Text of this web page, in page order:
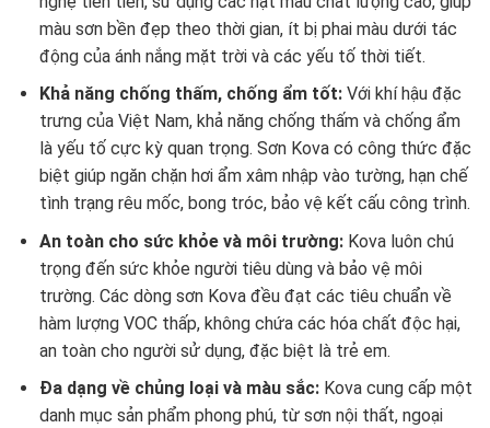
màu sơn bền đẹp theo thời gian, ít bị phai màu dưới tác
động của ánh nắng mặt trời và các yếu tố thời tiết.
Khả năng chống thấm, chống ẩm tốt:Với khí hậu đặc
trưng của Việt Nam, khả năng chống thấm và chống ẩm
là yếu tố cực kỳ quan trọng. Sơn Kova có công thức đặc
biệt giúp ngăn chặn hơi ẩm xâm nhập vào tường, hạn chế
tình trạng rêu mốc, bong tróc, bảo vệ kết cấu công trình.
An toàn cho sức khỏe và môi trường:Kova luôn chú
trọng đến sức khỏe người tiêu dùng và bảo vệ môi
trường. Các dòng sơn Kova đều đạt các tiêu chuẩn về
hàm lượng VOC thấp, không chứa các hóa chất độc hại,
an toàn cho người sử dụng, đặc biệt là trẻ em.
Đa dạng về chủng loại và màu sắc:Kova cung cấp một
danh mục sản phẩm phong phú, từ sơn nội thất, ngoại